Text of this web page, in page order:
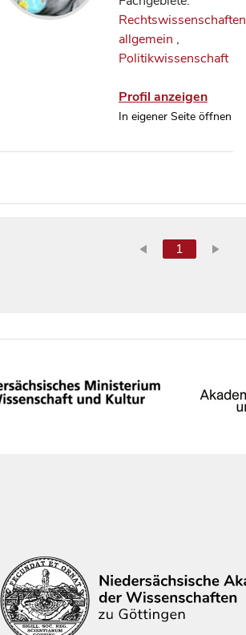
Rechtswissenschaften
allgemein ,
Politikwissenschaft
Profil anzeigen
In eigener Seite öffnen
1